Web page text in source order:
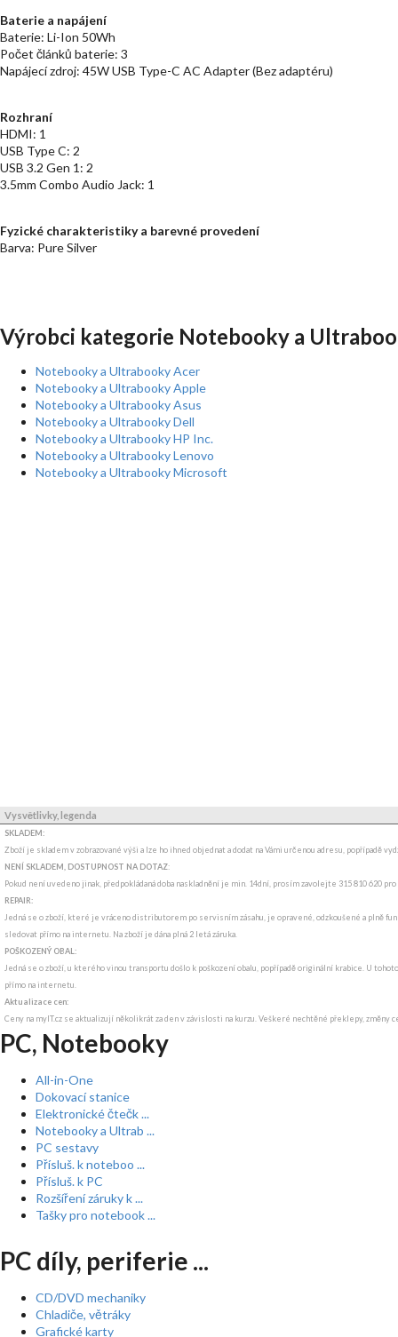
Baterie a napájení
Baterie: Li-Ion 50Wh
Počet článků baterie: 3
Napájecí zdroj: 45W USB Type-C AC Adapter (Bez adaptéru)
Rozhraní
HDMI: 1
USB Type C: 2
USB 3.2 Gen 1: 2
3.5mm Combo Audio Jack: 1
Fyzické charakteristiky a barevné provedení
Barva: Pure Silver
Výrobci kategorie Notebooky a
Notebooky a Ultrabooky Acer
Notebooky a Ultrabooky Apple
Notebooky a Ultrabooky Asus
Notebooky a Ultrabooky Dell
Notebooky a Ultrabooky HP Inc.
Notebooky a Ultrabooky Lenovo
Notebooky a Ultrabooky Microsoft
Vysvětlivky, legenda
SKLADEM:
Zboží je skladem v zobrazované výši a lze ho ihned objednat a dodat na Vámi určenou adresu, popřípadě
NENÍ SKLADEM, DOSTUPNOST NA DOTAZ:
Pokud není uvedeno jinak, předpokládaná doba naskladnění je min. 14dní, prosím zavolejte 315 810 620
REPAIR:
Jedná se o zboží, které je vráceno distributorem po servisním zásahu, je opravené, odzkoušené a plně
sledovat přímo na internetu. Na zboží je dána plná 2 letá záruka.
POŠKOZENÝ OBAL:
Jedná se o zboží, u kterého vinou transportu došlo k poškození obalu, popřípadě originální krabice. U
přímo na internetu.
Aktualizace cen:
Ceny na myIT.cz se aktualizují několikrát za den v závislosti na kurzu. Veškeré nechtěné překlepy, změny
PC, Notebooky
All-in-One
Dokovací stanice
Elektronické čtečk ...
Notebooky a Ultrab ...
PC sestavy
Přísluš. k noteboo ...
Přísluš. k PC
Rozšíření záruky k ...
Tašky pro notebook ...
PC díly, periferie ...
CD/DVD mechaniky
Chladiče, větráky
Grafické karty